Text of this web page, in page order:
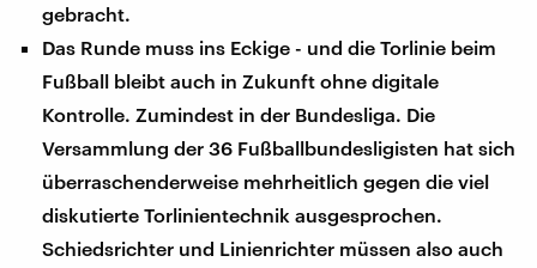
gebracht.
Das Runde muss ins Eckige - und die Torlinie beim
Fußball bleibt auch in Zukunft ohne digitale
Kontrolle. Zumindest in der Bundesliga. Die
Versammlung der 36 Fußballbundesligisten hat sich
überraschenderweise mehrheitlich gegen die viel
diskutierte Torlinientechnik ausgesprochen.
Schiedsrichter und Linienrichter müssen also auch